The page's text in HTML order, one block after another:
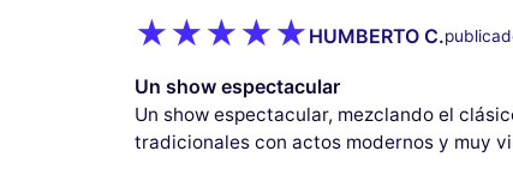
HUMBERTO C.
Un show espectacular
Un show espectacular, mezclando el
tradicionales con actos modernos y muy